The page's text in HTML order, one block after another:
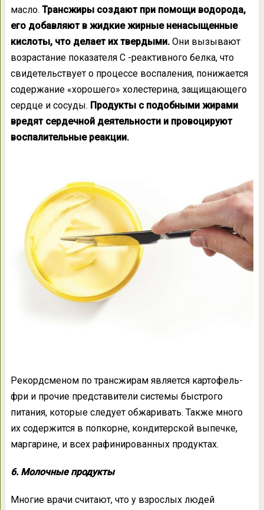
масло. Трансжиры создают при помощи водорода,
его добавляют в жидкие жирные ненасыщенные
кислоты, что делает их твердыми.Они вызывают
возрастание показателя С -реактивного белка, что
свидетельствует о процессе воспаления, понижается
содержание «хорошего» холестерина, защищающего
сердце и сосуды. Продукты с подобными жирами
вредят сердечной деятельности и провоцируют
воспалительные реакции.
Рекордсменом по трансжирам является картофель-
фри и прочие представители системы быстрого
питания, которые следует обжаривать. Также много
их содержится в попкорне, кондитерской выпечке,
маргарине, и всех рафинированных продуктах.
6. Молочные продукты
Многие врачи считают, что у взрослых людей